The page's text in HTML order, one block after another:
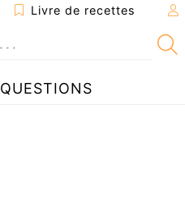
Livre de recettes
QUESTIONS